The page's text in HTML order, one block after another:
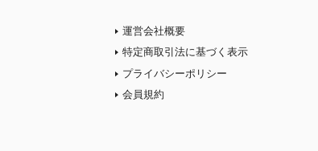
運営会社概要
特定商取引法に基づく表示
プライバシーポリシー
会員規約